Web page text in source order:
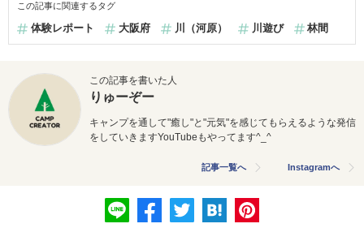
この記事に関連するタグ
体験レポート 大阪府 川（河原） 川遊び 林間
この記事を書いた人
りゅーぞー
キャンプを通して"癒し"と"元気"を感じてもらえるような発信
をしていきますYouTubeもやってます^_^
記事一覧へ Instagramへ